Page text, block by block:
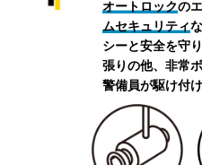
オートロックの
ムセキュリティ
シーと安全を守
張りの他、非常
警備員が駆け付け